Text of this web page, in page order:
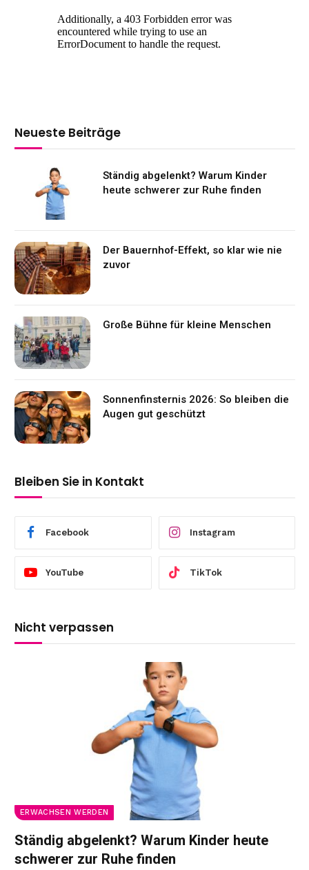
Neueste Beiträge
Ständig abgelenkt? Warum Kinder
heute schwerer zur Ruhe finden
Der Bauernhof-Effekt, so klar wie nie
zuvor
Große Bühne für kleine Menschen
Sonnenfinsternis 2026: So bleiben die
Augen gut geschützt
Bleiben Sie in Kontakt
Facebook Instagram
YouTube TikTok
Nicht verpassen
ERWACHSEN WERDEN
Ständig abgelenkt? Warum Kinder heute
schwerer zur Ruhe finden